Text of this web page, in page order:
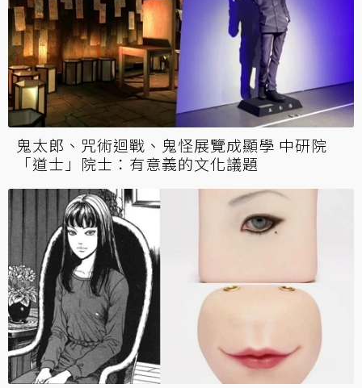
鬼太郎、咒術迴戰、鬼怪展覽成顯學 中研院
「道士」院士：有意義的文化議題